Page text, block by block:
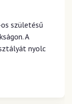
születésű
A
nyolc